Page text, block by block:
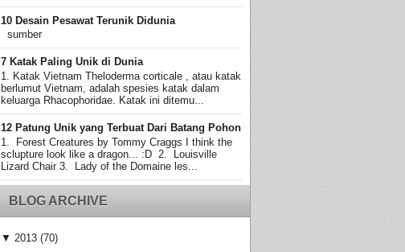
10 Desain Pesawat Terunik Didunia
sumber
7 Katak Paling Unik di Dunia
1. Katak Vietnam Theloderma corticale , atau katak
berlumut Vietnam, adalah spesies katak dalam
keluarga Rhacophoridae. Katak ini ditemu...
12 Patung Unik yang Terbuat Dari Batang Pohon
1. Forest Creatures by Tommy Craggs I think the
sclupture look like a dragon... :D 2. Louisville
Lizard Chair 3. Lady of the Domaine les...
BLOG ARCHIVE
▼ 2013 (70)